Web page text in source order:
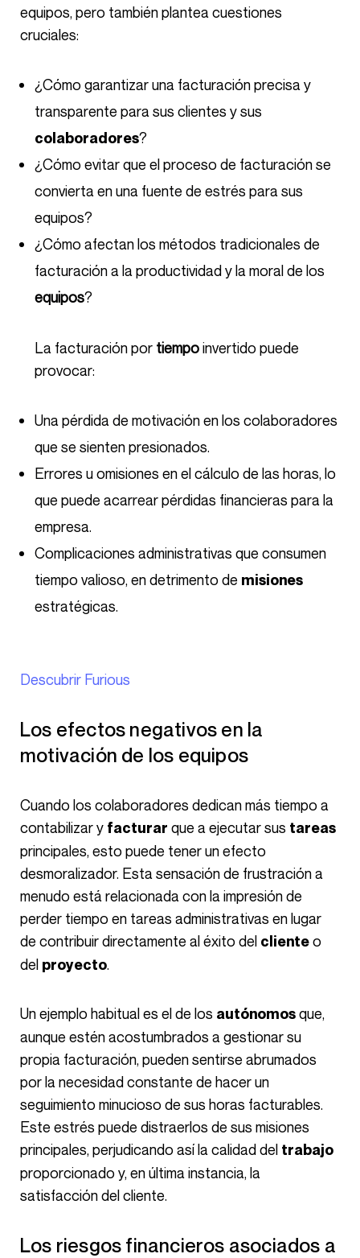
equipos, pero también plantea cuestiones
cruciales:
¿Cómo garantizar una facturación precisa y
transparente para sus clientes y sus
colaboradores?
¿Cómo evitar que el proceso de facturación se
convierta en una fuente de estrés para sus
equipos?
¿Cómo afectan los métodos tradicionales de
facturación a la productividad y la moral de los
equipos?
La facturación por tiempoinvertido puede
provocar:
Una pérdida de motivación en los colaboradores
que se sienten presionados.
Errores u omisiones en el cálculo de las horas, lo
que puede acarrear pérdidas financieras para la
empresa.
Complicaciones administrativas que consumen
tiempo valioso, en detrimento de misiones
estratégicas.
Descubrir Furious
Los efectos negativos en la
motivación de los equipos
Cuando los colaboradores dedican más tiempo a
contabilizar y facturar que a ejecutar sus tareas
principales, esto puede tener un efecto
desmoralizador. Esta sensación de frustración a
menudo está relacionada con la impresión de
perder tiempo en tareas administrativas en lugar
de contribuir directamente al éxito del clienteo
del proyecto.
Un ejemplo habitual es el de los autónomosque,
aunque estén acostumbrados a gestionar su
propia facturación, pueden sentirse abrumados
por la necesidad constante de hacer un
seguimiento minucioso de sus horas facturables.
Este estrés puede distraerlos de sus misiones
principales, perjudicando así la calidad del trabajo
proporcionado y, en última instancia, la
satisfacción del cliente.
Los riesgos financieros asociados a